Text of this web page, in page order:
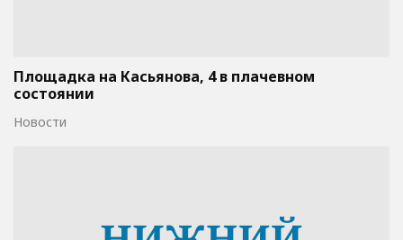
Площадка на Касьянова, 4 в плачевном
состоянии
Новости